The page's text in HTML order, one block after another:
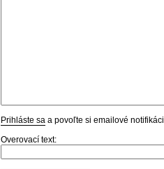
Prihláste sa a povoľte si emailové
Overovací text: